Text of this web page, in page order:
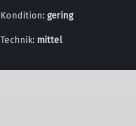
Kondition: gering
Technik: mittel